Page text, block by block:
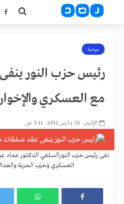
سياسة
رئيس حزب النور
مع العسكري
الإثنين، 26 مارس 2012، 3:11 ص
نفى رئيس حزب النورالسلفي الدكتور عماد
العسكري وحزب الحرية